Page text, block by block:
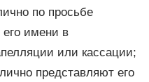
по просьбе
его имени в
или кассации;
представляют его